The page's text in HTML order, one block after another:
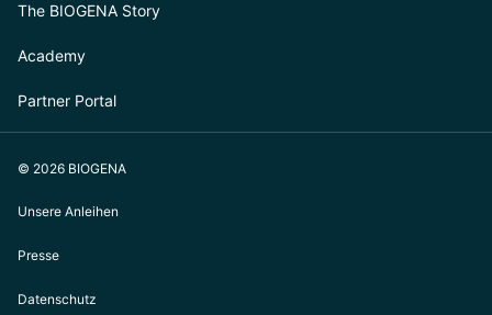
The BIOGENA Story
Academy
Partner Portal
© 2026 BIOGENA
Unsere Anleihen
Presse
Datenschutz